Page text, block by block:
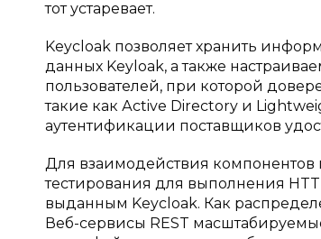
тот устаревает.
Kеyсloak позволяет хранить
данных Keyloak, а также
пользователей, при которой
такие как Асtivе Dirесtory и
аутентификации поставщиков
Для взаимодействия компонентов
тестирования для выполнения
выданным Kеyсloak. Как
Веб-сервисы REST